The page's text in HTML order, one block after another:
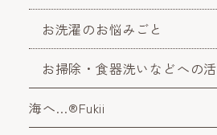
お洗濯のお悩みごと
お掃除・食器洗いなどへの
海へ…®Fukii